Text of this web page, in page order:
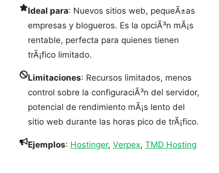
Ideal para: Nuevos sitios web, pequeÃ±as
empresas y blogueros. Es la opciÃ³n mÃ¡s
rentable, perfecta para quienes tienen
trÃ¡fico limitado.
Limitaciones: Recursos limitados, menos
control sobre la configuraciÃ³n del servidor,
potencial de rendimiento mÃ¡s lento del
sitio web durante las horas pico de trÃ¡fico.
Ejemplos: Hostinger, Verpex, TMD Hosting